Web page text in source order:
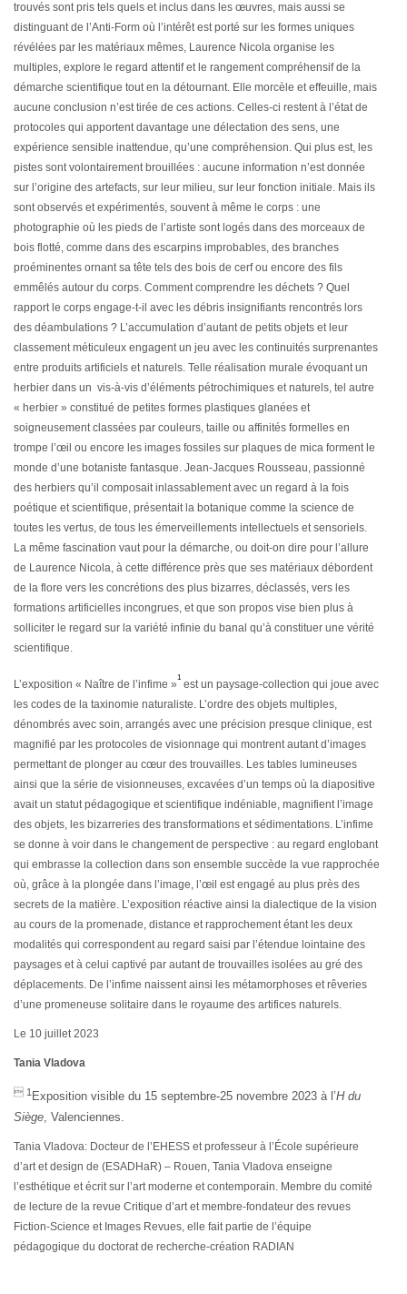
trouvés sont pris tels quels et inclus dans les œuvres, mais aussi se
distinguant de l’Anti-Form où l’intérêt est porté sur les formes uniques
révélées par les matériaux mêmes, Laurence Nicola organise les
multiples, explore le regard attentif et le rangement compréhensif de la
démarche scientifique tout en la détournant. Elle morcèle et effeuille, mais
aucune conclusion n’est tirée de ces actions. Celles-ci restent à l’état de
protocoles qui apportent davantage une délectation des sens, une
expérience sensible inattendue, qu’une compréhension. Qui plus est, les
pistes sont volontairement brouillées : aucune information n’est donnée
sur l’origine des artefacts, sur leur milieu, sur leur fonction initiale. Mais ils
sont observés et expérimentés, souvent à même le corps : une
photographie où les pieds de l’artiste sont logés dans des morceaux de
bois flotté, comme dans des escarpins improbables, des branches
proéminentes ornant sa tête tels des bois de cerf ou encore des fils
emmêlés autour du corps. Comment comprendre les déchets ? Quel
rapport le corps engage-t-il avec les débris insignifiants rencontrés lors
des déambulations ? L’accumulation d’autant de petits objets et leur
classement méticuleux engagent un jeu avec les continuités surprenantes
entre produits artificiels et naturels. Telle réalisation murale évoquant un
herbier dans un vis-à-vis d’éléments pétrochimiques et naturels, tel autre
« herbier » constitué de petites formes plastiques glanées et
soigneusement classées par couleurs, taille ou affinités formelles en
trompe l’œil ou encore les images fossiles sur plaques de mica forment le
monde d’une botaniste fantasque. Jean-Jacques Rousseau, passionné
des herbiers qu’il composait inlassablement avec un regard à la fois
poétique et scientifique, présentait la botanique comme la science de
toutes les vertus, de tous les émerveillements intellectuels et sensoriels.
La même fascination vaut pour la démarche, ou doit-on dire pour l’allure
de Laurence Nicola, à cette différence près que ses matériaux débordent
de la flore vers les concrétions des plus bizarres, déclassés, vers les
formations artificielles incongrues, et que son propos vise bien plus à
solliciter le regard sur la variété infinie du banal qu’à constituer une vérité
scientifique.
L’exposition « Naître de l’infime »
1
est un paysage-collection qui joue avec
les codes de la taxinomie naturaliste. L’ordre des objets multiples,
dénombrés avec soin, arrangés avec une précision presque clinique, est
magnifié par les protocoles de visionnage qui montrent autant d’images
permettant de plonger au cœur des trouvailles. Les tables lumineuses
ainsi que la série de visionneuses, excavées d’un temps où la diapositive
avait un statut pédagogique et scientifique indéniable, magnifient l’image
des objets, les bizarreries des transformations et sédimentations. L’infime
se donne à voir dans le changement de perspective : au regard englobant
qui embrasse la collection dans son ensemble succède la vue rapprochée
où, grâce à la plongée dans l’image, l’œil est engagé au plus près des
secrets de la matière. L’exposition réactive ainsi la dialectique de la vision
au cours de la promenade, distance et rapprochement étant les deux
modalités qui correspondent au regard saisi par l’étendue lointaine des
paysages et à celui captivé par autant de trouvailles isolées au gré des
déplacements. De l’infime naissent ainsi les métamorphoses et rêveries
d’une promeneuse solitaire dans le royaume des artifices naturels.
Le 10 juillet 2023
Tania Vladova
 1 Exposition visible du 15 septembre-25 novembre 2023 à l’H du
Siège , Valenciennes.
Tania Vladova: Docteur de l’EHESS et professeur à l’École supérieure
d’art et design de (ESADHaR) – Rouen, Tania Vladova enseigne
l’esthétique et écrit sur l’art moderne et contemporain. Membre du comité
de lecture de la revue Critique d’art et membre-fondateur des revues
Fiction-Science et Images Revues, elle fait partie de l’équipe
pédagogique du doctorat de recherche-création RADIAN